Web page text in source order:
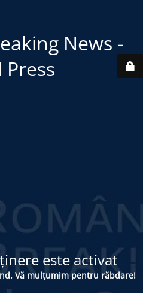
News -
Press
este activat
Vă mulțumim pentru răbdare!